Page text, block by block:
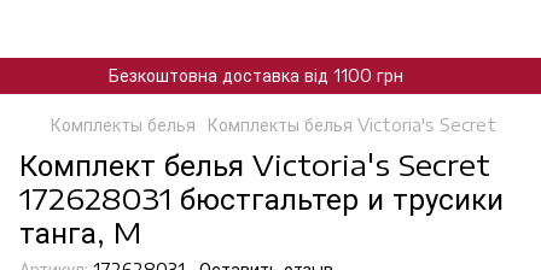
Безкоштовна доставка від 1100 грн
Комплекты белья Комплекты белья Victoria's Secret
Комплект белья Victoria's Secret
172628031 бюстгальтер и трусики
танга, M